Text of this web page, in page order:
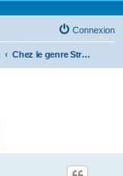
Connexion
Chez le genre Strongylognathus